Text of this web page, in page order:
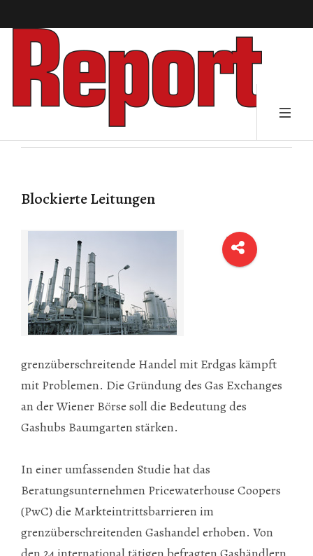
Blockierte Leitungen
Der
grenzüberschreitende Handel mit Erdgas kämpft
mit Problemen. Die Gründung des Gas Exchanges
an der Wiener Börse soll die Bedeutung des
Gashubs Baumgarten stärken.
In einer umfassenden Studie hat das
Beratungsunternehmen Pricewaterhouse Coopers
(PwC) die Markteintrittsbarrieren im
grenzüberschreitenden Gashandel erhoben. Von